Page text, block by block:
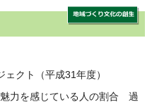
クト（平成31年度）
力を感じている人の割合 過